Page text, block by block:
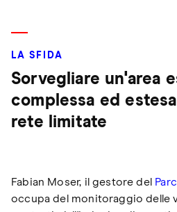
LA SFIDA
Sorvegliare un'area
complessa ed
rete limitate
Fabian Moser, il gestore del
occupa del monitoraggio delle